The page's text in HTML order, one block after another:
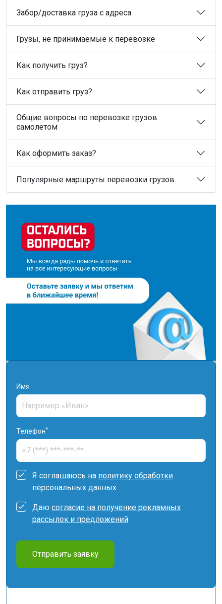
Забор/доставка груза с адреса
Грузы, не принимаемые к перевозке
Как получить груз?
Как отправить груз?
Общие вопросы по перевозке грузов
самолетом
Как оформить заказ?
Популярные маршруты перевозки грузов
Имя
Телефон*
Я соглашаюсь на политику обработки
персональных данных
Даю согласие на получение рекламных
рассылок и предложений
Отправить заявку